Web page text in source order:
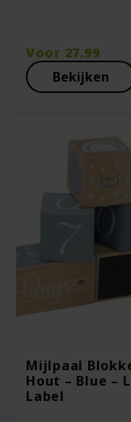
Voor 27.99
Bekijken
Mijlpaal
Hout – Blue –
Label